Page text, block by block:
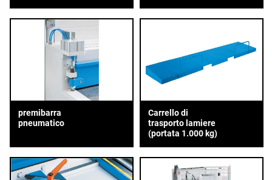
premibarra
pneumatico
Carrello di
trasporto lamiere
(portata 1.000 kg)